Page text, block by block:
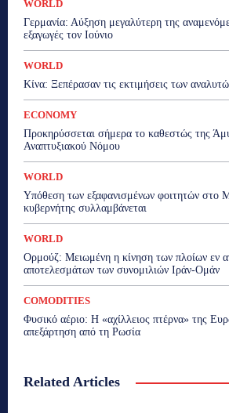
WORLD
Γερμανία: Αύξηση μεγαλύτερη της
εξαγωγές τον Ιούνιο
WORLD
Κίνα: Ξεπέρασαν τις εκτιμήσεις των
ECONOMY
Προκηρύσσεται σήμερα το καθεστώς της
Αναπτυξιακού Νόμου
WORLD
Υπόθεση των εξαφανισμένων φοιτητών στο
κυβερνήτης συλλαμβάνεται
WORLD
Ορμούζ: Μειωμένη η κίνηση των πλοίων εν
αποτελεσμάτων των συνομιλιών Ιράν-Ομάν
COMODITIES
Φυσικό αέριο: Η «αχίλλειος πτέρνα» της
απεξάρτηση από τη Ρωσία
Related Articles